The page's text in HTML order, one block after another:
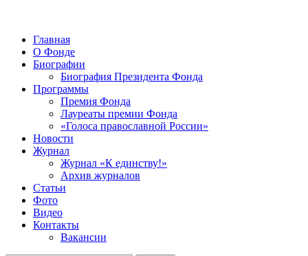
Главная
О Фонде
Биографии
Биография Президента Фонда
Программы
Премия Фонда
Лауреаты премии Фонда
«Голоса православной России»
Новости
Журнал
Журнал «К единству!»
Архив журналов
Статьи
Фото
Видео
Контакты
Вакансии